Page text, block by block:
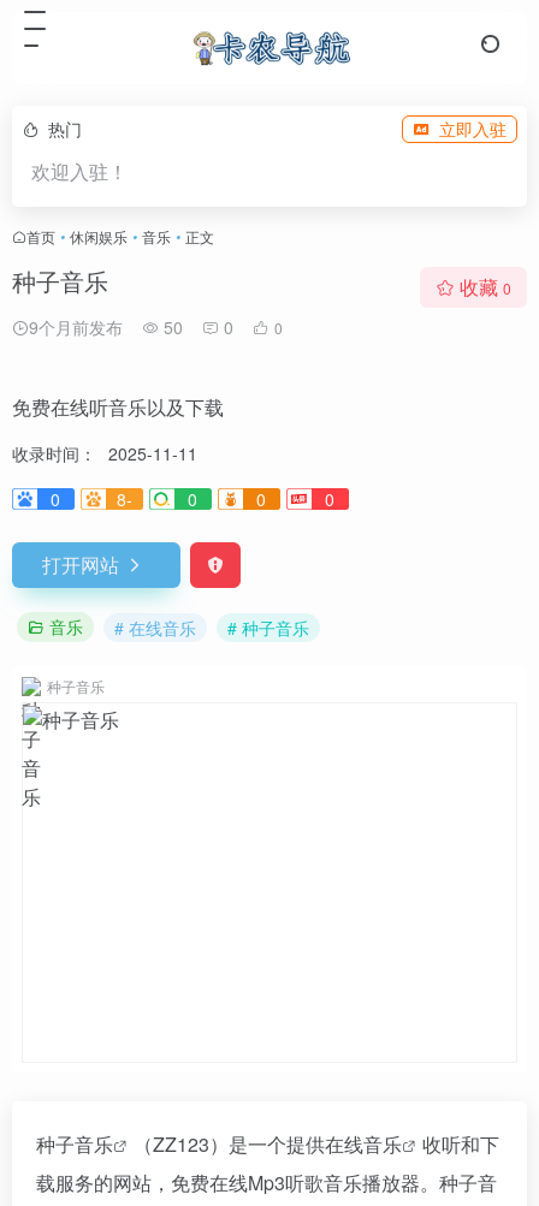
热门 立即入驻
欢迎入驻！
首页 • 休闲娱乐 • 音乐 • 正文
种子音乐
9个月前发布 50 0 0
收藏 0
免费在线听音乐以及下载
收录时间：
2025-11-11
0
8- 0 0 0
打开网站
音乐 # 在线音乐 # 种子音乐
种子音乐
种子音乐 （ZZ123）是一个提供在线音乐
收听和下
载服务的网站，免费在线Mp3听歌音乐播放器。种子音